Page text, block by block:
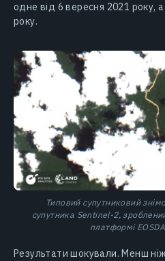
одне від 6 вересня 2021 року,
року.
Типовий супутниковий
супутника Sentinel-2,
платформі
Результати шокували. Менш